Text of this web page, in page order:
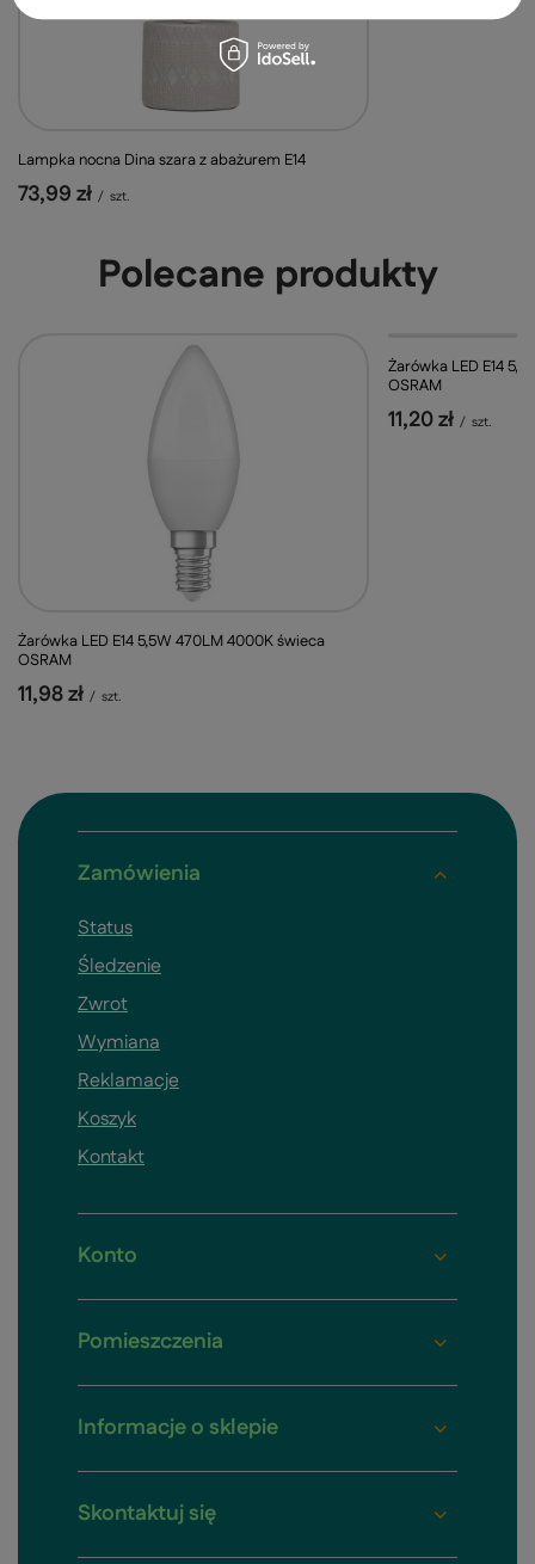
Lampka nocna Dina szara z abażurem E14
73,99 zł / szt.
Polecane produkty
Żarówka LED E14 5,5W 470LM 4000K świeca
OSRAM
11,98 zł / szt.
Żarówka LED E14
OSRAM
11,20 zł / szt.
Zamówienia
Status
Śledzenie
Zwrot
Wymiana
Reklamacje
Koszyk
Kontakt
Konto
Pomieszczenia
Informacje o sklepie
Skontaktuj się